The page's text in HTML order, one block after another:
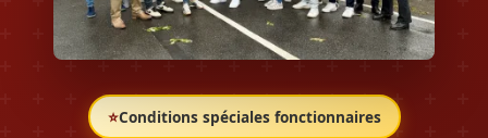
⭐Conditions spéciales fonctionnaires